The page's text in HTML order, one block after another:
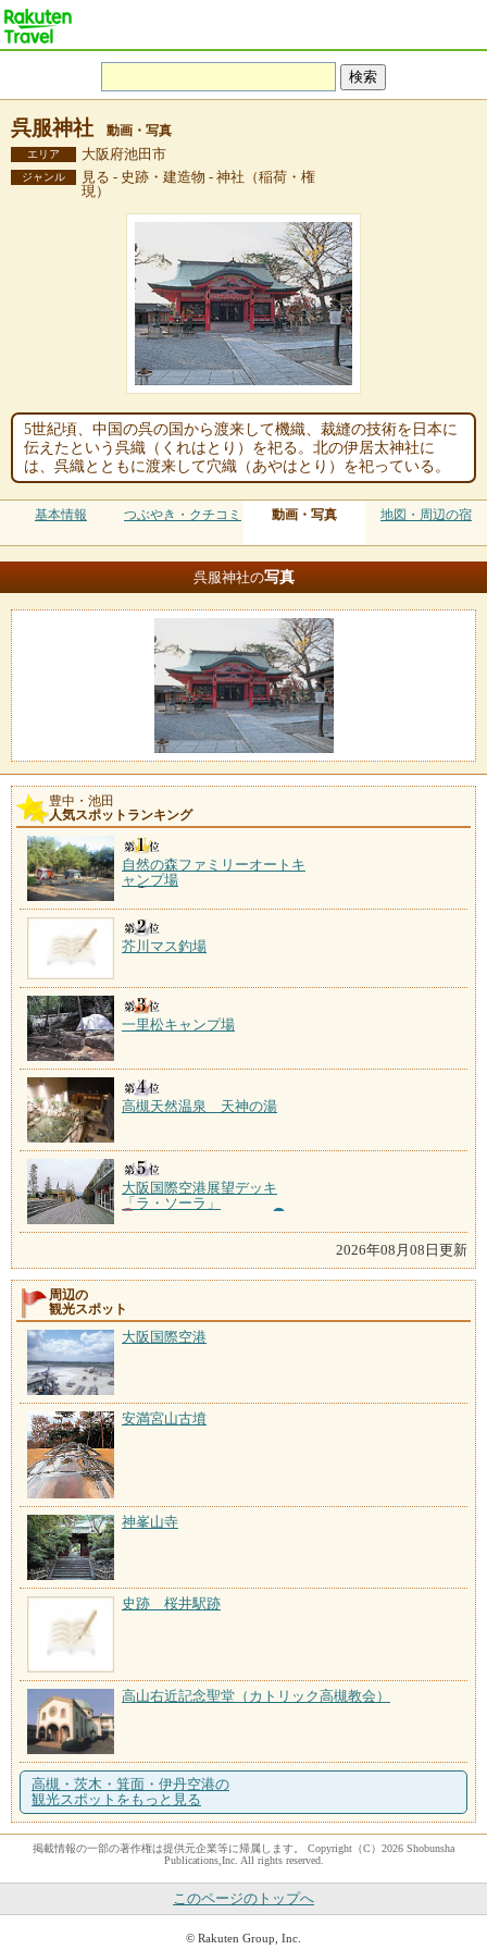
呉服神社 動画・写真
エリア 大阪府池田市
ジャンル
見る - 史跡・建造物 - 神社（稲荷・権
現）
5世紀頃、中国の呉の国から渡来して機織、裁縫の技術を日本に
伝えたという呉織（くれはとり）を祀る。北の伊居太神社に
は、呉織とともに渡来して穴織（あやはとり）を祀っている。
基本情報 つぶやき・クチコミ 動画・写真 地図・周辺の宿
呉服神社の写真
豊中・池田
人気スポットランキング
自然の森ファミリーオートキ
ャンプ場
芥川マス釣場
一里松キャンプ場
高槻天然温泉 天神の湯
大阪国際空港展望デッキ
「ラ・ソーラ」
2026年08月08日更新
周辺の
観光スポット
大阪国際空港
安満宮山古墳
神峯山寺
史跡 桜井駅跡
高山右近記念聖堂（カトリック高槻教会）
高槻・茨木・箕面・伊丹空港の
観光スポットをもっと見る
掲載情報の一部の著作権は提供元企業等に帰属します。 Copyright（C）2026 Shobunsha
Publications,Inc. All rights reserved.
このページのトップへ
© Rakuten Group, Inc.